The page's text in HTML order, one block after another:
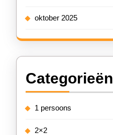
oktober 2025
Categorieën
1 persoons
2×2